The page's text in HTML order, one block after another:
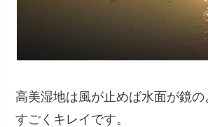
高美湿地は風が止めば水面が鏡
すごくキレイです。